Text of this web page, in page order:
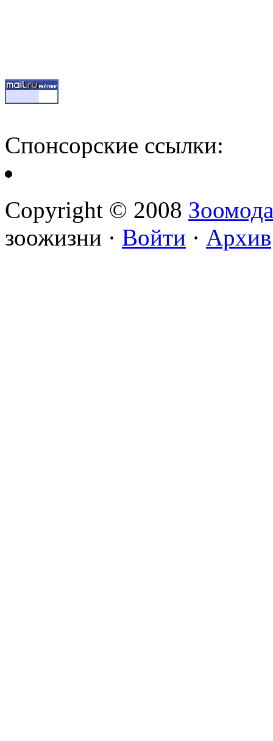
Спонсорские ссылки:
Copyright © 2008 Зоомода
зоожизни · Войти · Архив